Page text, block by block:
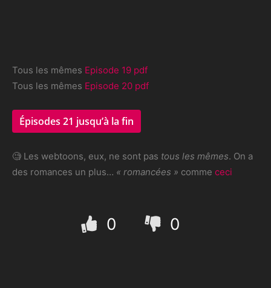
Tous les mêmes Episode 19 pdf
Tous les mêmes Episode 20 pdf
Épisodes 21 jusqu’à la fin
🧐 Les webtoons, eux, ne sont pas tous les mêmes. On a
des romances un plus… « romancées » comme ceci
0 0